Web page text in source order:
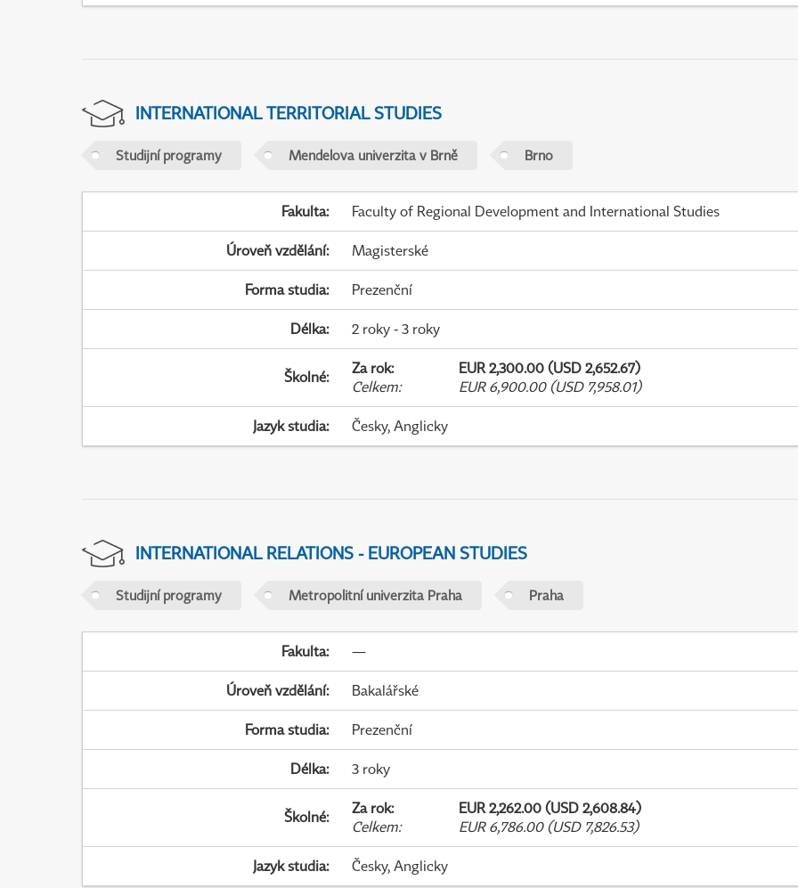
INTERNATIONAL TERRITORIAL STUDIES
Studijní programy Mendelova univerzita v Brně Brno
Fakulta: Faculty of Regional Development and International Studies
Úroveň vzdělání: Magisterské
Forma studia: Prezenční
Délka: 2 roky - 3 roky
Školné: Za rok:
EUR 2,300.00 (USD 2,652.67)
Celkem: EUR 6,900.00 (USD 7,958.01)
Jazyk studia: Česky, Anglicky
INTERNATIONAL RELATIONS - EUROPEAN STUDIES
Studijní programy Metropolitní univerzita Praha Praha
Fakulta: —
Úroveň vzdělání: Bakalářské
Forma studia: Prezenční
Délka: 3 roky
Školné: Za rok:
EUR 2,262.00 (USD 2,608.84)
Celkem: EUR 6,786.00 (USD 7,826.53)
Jazyk studia: Česky, Anglicky